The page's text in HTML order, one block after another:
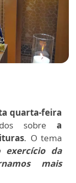
quarta-feira
sobre a
. O tema
exercício da
mais